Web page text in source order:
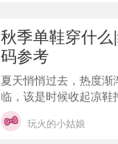
型不同，
秋季单鞋穿什
码参考
夏天悄悄过去，热度
临，该是时候收起凉
上脚了趁着君君的美鞋
的能勤劳不少，平时
玩火的小姑娘